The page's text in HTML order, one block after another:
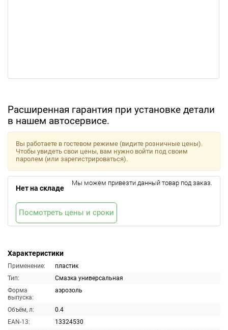
Расширенная гарантия при установке детали
в нашем автосервисе.
Характеристики
Применение:
пластик
Тип:
Смазка универсальная
Форма
выпуска:
аэрозоль
Объём, л:
0.4
EAN-13:
13324530
Вы работаете в гостевом режиме (видите розничные цены).
Чтобы увидеть свои цены, вам нужно войти под своим
паролем (или зарегистрироваться).
Нет на складе
Мы можем привезти данный товар под заказ.
Посмотреть цены и сроки